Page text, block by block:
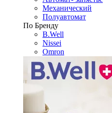
Механический
Полуавтомат
По Бренду
B.Well
Nissei
Omron